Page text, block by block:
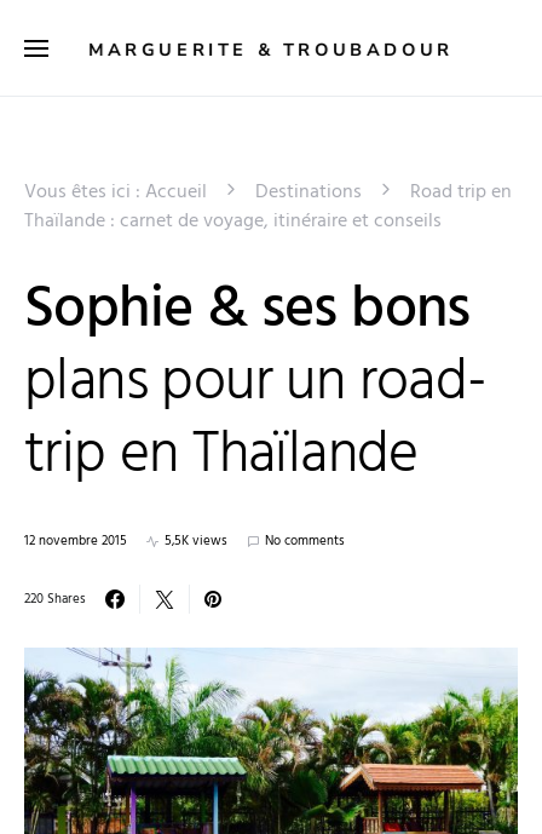
MARGUERITE & TROUBADOUR
Vous êtes ici : Accueil Destinations
Road trip en
Thaïlande : carnet de voyage, itinéraire et conseils
Sophie & ses bons
plans pour un road-
trip en Thaïlande
12 novembre 2015 5,5K views No comments
220 Shares